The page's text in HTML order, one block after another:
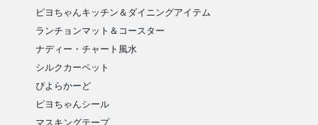
ピヨちゃんキッチン＆ダイニングアイテム
ランチョンマット＆コースター
ナディー・チャート風水
シルクカーペット
ぴよらかーど
ピヨちゃんシール
マスキングテープ